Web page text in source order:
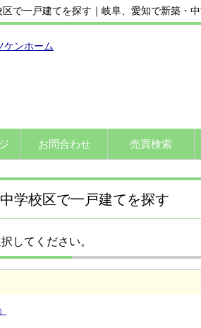
で一戸建てを探す｜岐阜、愛知で新築・
お問合わせ 売買検索
学校区で一戸建てを探す
してください。